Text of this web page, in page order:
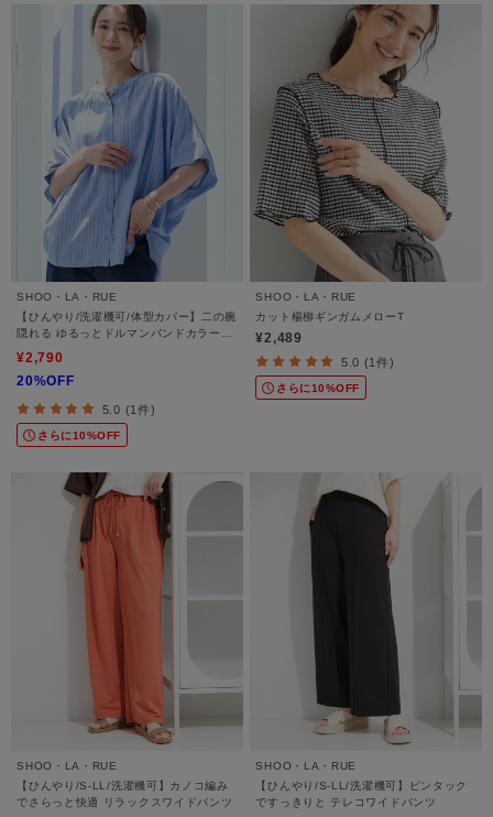
SHOO・LA・RUE
【ひんやり/洗濯機可/体型カバー】二の腕
隠れる ゆるっとドルマンバンドカラーシ
ャツ
¥2,790
20%OFF
5.0 (1件)
さらに10%OFF
SHOO・LA・RUE
カット楊柳ギンガムメローT
¥2,489
5.0 (1件)
さらに10%OFF
SHOO・LA・RUE
【ひんやり/S-LL/洗濯機可】カノコ編み
でさらっと快適 リラックスワイドパンツ
SHOO・LA・RUE
【ひんやり/S-LL/洗濯機可】ピンタック
ですっきりと テレコワイドパンツ